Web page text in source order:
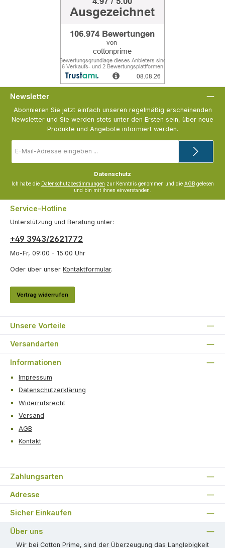
Newsletter
Abonnieren Sie jetzt einfach unseren regelmäßig erscheinenden
Newsletter und Sie werden stets unter den Ersten sein, über neue
Produkte und Angebote informiert werden.
Mail-
Datenschutz
Ich habe die Datenschutzbestimmungen zur Kenntnis genommen und die AGBgelesen
und bin mit ihnen einverstanden.
Service-Hotline
Unterstützung und Beratung unter:
+49 3943/2621772
Mo-Fr, 09:00 - 15:00 Uhr
Oder über unser Kontaktformular.
Vertrag widerrufen
Unsere Vorteile
Versandarten
Informationen
Impressum
Datenschutzerklärung
Widerrufsrecht
Versand
AGB
Kontakt
Zahlungsarten
Adresse
Sicher Einkaufen
Über uns
Wir bei Cotton Prime, sind der Überzeugung das Langlebigkeit